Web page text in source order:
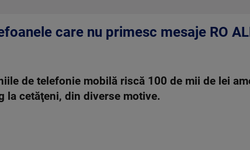
care nu primesc mesaje RO
de telefonie mobilă riscă 100 de mii de lei
la cetăţeni, din diverse motive.